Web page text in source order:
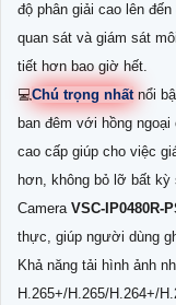
độ phân giải cao lên
quan sát và giám sát
tiết hơn bao giờ hết.
💻Chú trọng nhấtnổi
ban đêm với hồng
cao cấp giúp cho việc
hơn, không bỏ lỡ bất kỳ
Camera VSC-IP0480R-
thực, giúp người dùng
Khả năng tải hình ảnh
H.265+/H.265/H.264+/